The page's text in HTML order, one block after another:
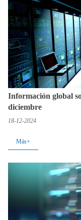
Información global
diciembre
18-12-2024
Más+